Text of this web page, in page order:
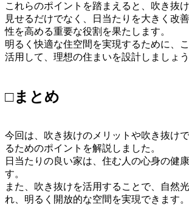
これらのポイントを踏まえると、吹き抜
見せるだけでなく、日当たりを大きく改
性を高める重要な役割を果たします。
明るく快適な住空間を実現するために、
活用して、理想の住まいを設計しましょう
□まとめ
今回は、吹き抜けのメリットや吹き抜け
るためのポイントを解説しました。
日当たりの良い家は、住む人の心身の健
す。
また、吹き抜けを活用することで、自然
れ、明るく開放的な空間を実現できます。